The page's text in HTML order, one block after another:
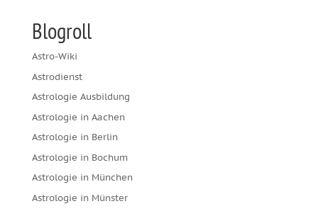
Blogroll
Astro-Wiki
Astrodienst
Astrologie Ausbildung
Astrologie in Aachen
Astrologie in Berlin
Astrologie in Bochum
Astrologie in München
Astrologie in Münster